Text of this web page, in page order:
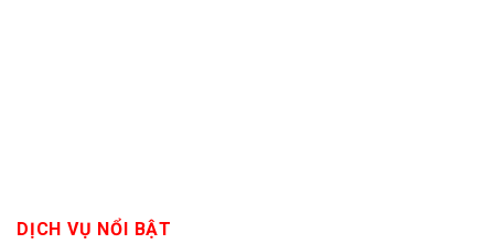
DỊCH VỤ NỔI BẬT